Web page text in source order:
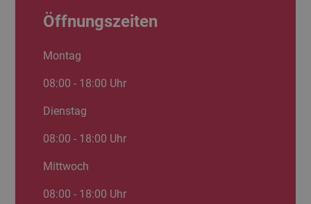
Öffnungszeiten
Montag
08:00 - 18:00 Uhr
Dienstag
08:00 - 18:00 Uhr
Mittwoch
08:00 - 18:00 Uhr